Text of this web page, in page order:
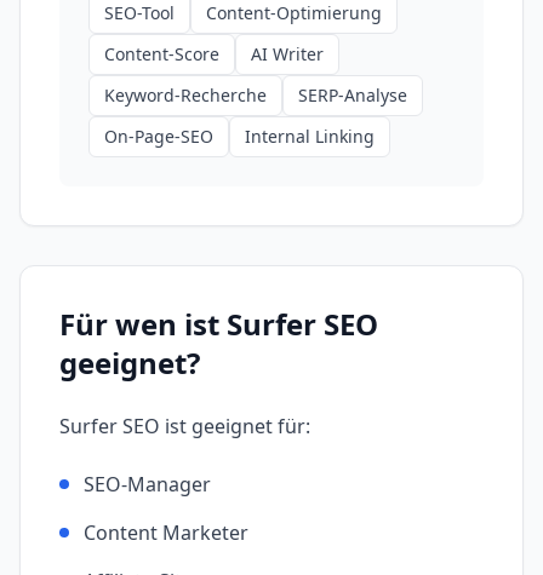
SEO-Tool
Content-Optimierung
Content-Score
AI Writer
Keyword-Recherche
SERP-Analyse
On-Page-SEO
Internal Linking
Für wen ist Surfer SEO
geeignet?
Surfer SEO ist geeignet für:
SEO-Manager
Content Marketer